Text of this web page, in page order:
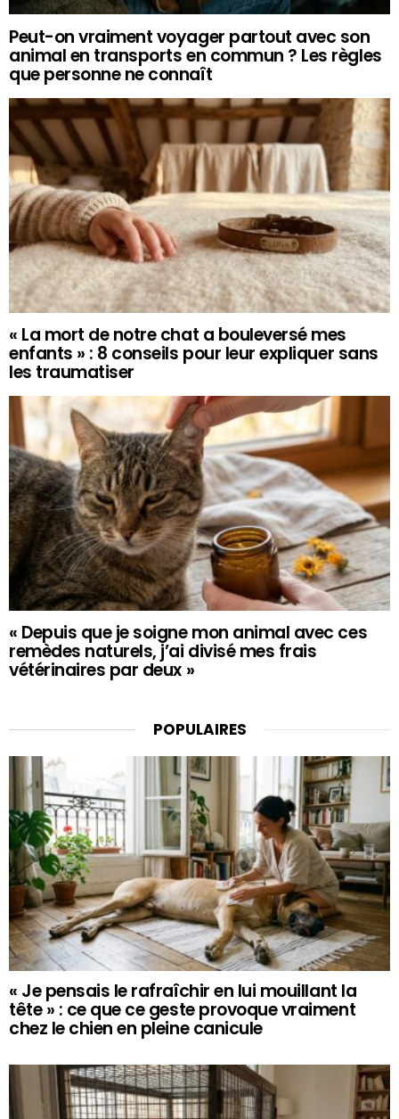
Peut-on vraiment voyager partout avec son
animal en transports en commun ? Les règles
que personne ne connaît
« La mort de notre chat a bouleversé mes
enfants » : 8 conseils pour leur expliquer sans
les traumatiser
« Depuis que je soigne mon animal avec ces
remèdes naturels, j’ai divisé mes frais
vétérinaires par deux »
POPULAIRES
« Je pensais le rafraîchir en lui mouillant la
tête » : ce que ce geste provoque vraiment
chez le chien en pleine canicule